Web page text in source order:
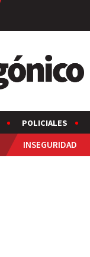
POLICIALES
INSEGURIDAD